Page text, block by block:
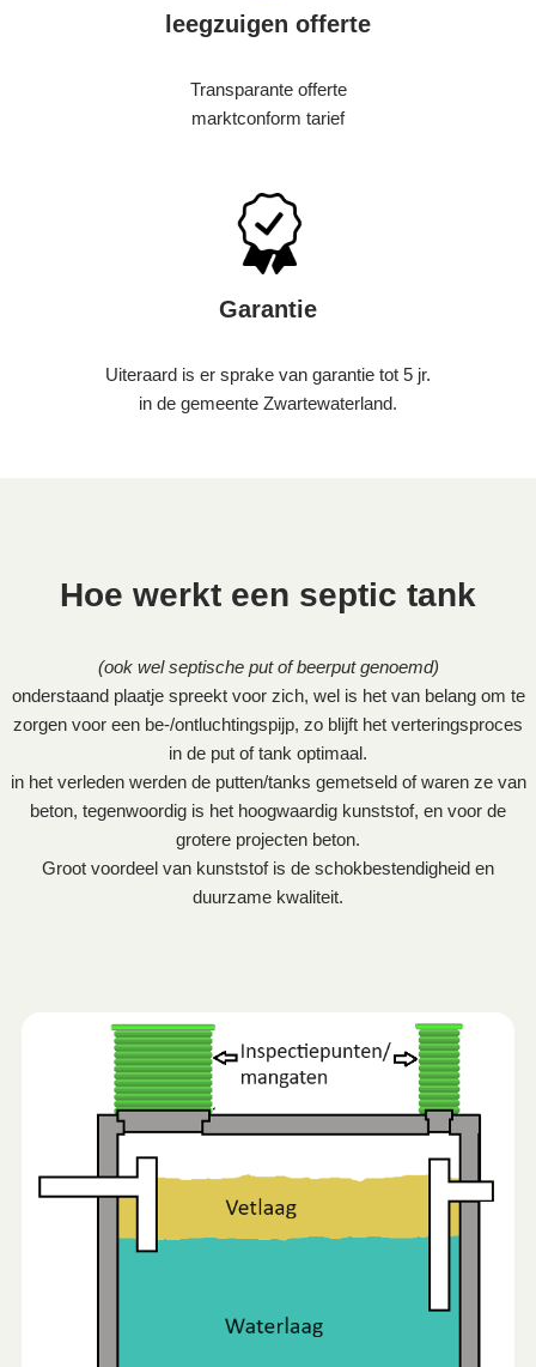
leegzuigen offerte
Transparante offerte
marktconform tarief
Garantie
Uiteraard is er sprake van garantie tot 5 jr.
in de gemeente Zwartewaterland.
Hoe werkt een septic tank
(ook wel septische put of beerput genoemd)
onderstaand plaatje spreekt voor zich, wel is het van belang om te
zorgen voor een be-/ontluchtingspijp, zo blijft het verteringsproces
in de put of tank optimaal.
in het verleden werden de putten/tanks gemetseld of waren ze van
beton, tegenwoordig is het hoogwaardig kunststof, en voor de
grotere projecten beton.
Groot voordeel van kunststof is de schokbestendigheid en
duurzame kwaliteit.